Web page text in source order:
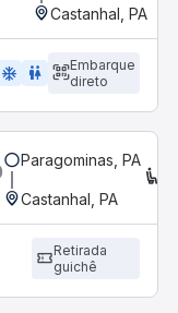
Castanhal, PA
ac_unit wc
Embarque
direto
Paragominas, PA
Castanhal, PA
Retirada
guichê